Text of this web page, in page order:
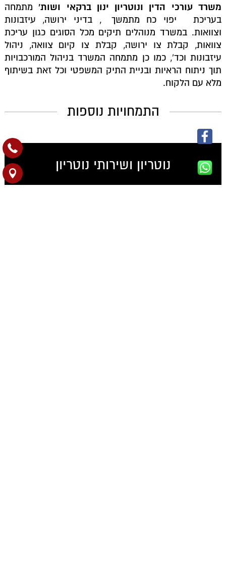
משרד עורכי הדין ונוטריון ינון ברקאי ושות' מתמחה
בעריכת
יפוי כח מתמשך
, בדיני ירושה, עיזבונות
וצוואות. במשרד מנוהלים תיקים מכל הסוגים כגון עריכת
צוואות, קבלת צו ירושה, קבלת צו קיום צוואה, ניהול
עיזבונות וכד', כמו כן מתמחה המשרד בניהול המורכבויות
תוך ניתוח הראיות ובניית התיק המשפטי וכל זאת בשיתוף
מלא עם הלקוח.
התמחויות נוספות
נוטריון ושירותי נוטריון